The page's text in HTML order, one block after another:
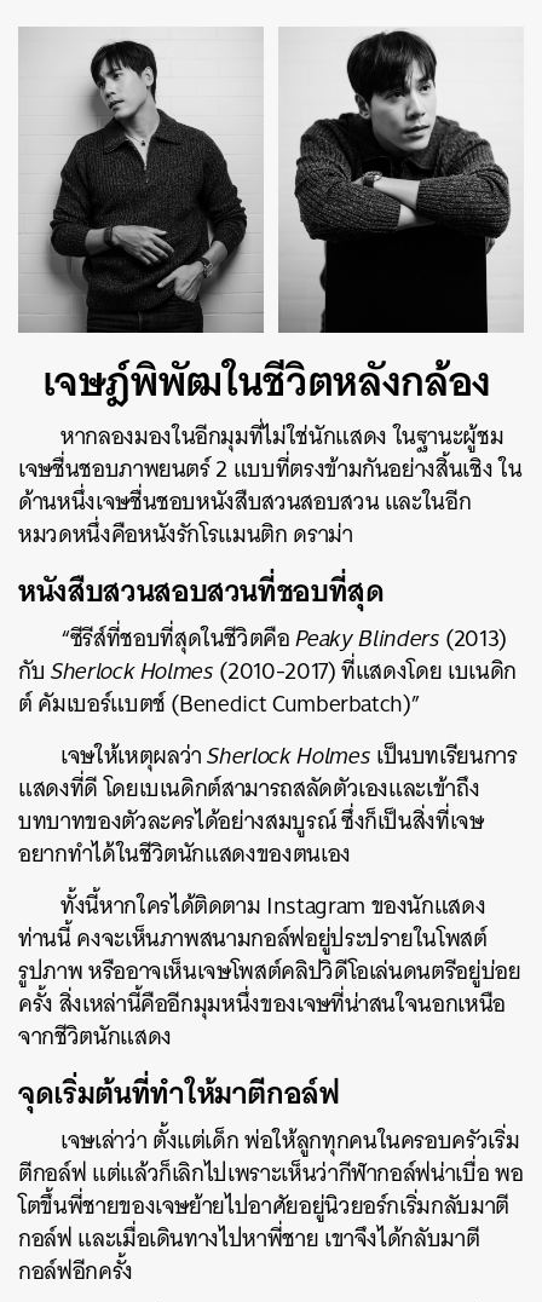
เจษฎ์พิพัฒในชีวิตหลังกล้อง
หากลองมองในอีกมุมที่ไม่ใช่นักแสดง ในฐานะผู้ชม
เจษชื่นชอบภาพยนตร์ 2 แบบที่ตรงข้ามกันอย่างสิ้นเชิง ใน
ด้านหนึ่งเจษชื่นชอบหนังสืบสวนสอบสวน และในอีก
หมวดหนึ่งคือหนังรักโรแมนติก ดราม่า
หนังสืบสวนสอบสวนที่ชอบที่สุด
“ซีรีส์ที่ชอบที่สุดในชีวิตคือPeaky Blinders(2013)
กับSherlock Holmes(2010-2017) ที่แสดงโดย เบเนดิก
ต์ คัมเบอร์แบตช์ (Benedict Cumberbatch)”
เจษให้เหตุผลว่าSherlock Holmesเป็นบทเรียนการ
แสดงที่ดี โดยเบเนดิกต์สามารถสลัดตัวเองและเข้าถึง
บทบาทของตัวละครได้อย่างสมบูรณ์ ซึ่งก็เป็นสิ่งที่เจษ
อยากทำได้ในชีวิตนักแสดงของตนเอง
ทั้งนี้หากใครได้ติดตาม Instagram ของนักแสดง
ท่านนี้ คงจะเห็นภาพสนามกอล์ฟอยู่ประปรายในโพสต์
รูปภาพ หรืออาจเห็นเจษโพสต์คลิปวิดีโอเล่นดนตรีอยู่บ่อย
ครั้ง สิ่งเหล่านี้คืออีกมุมหนึ่งของเจษที่น่าสนใจนอกเหนือ
จากชีวิตนักแสดง
จุดเริ่มต้นที่ทำให้มาตีกอล์ฟ
เจษเล่าว่า ตั้งแต่เด็ก พ่อให้ลูกทุกคนในครอบครัวเริ่ม
ตีกอล์ฟ แต่แล้วก็เลิกไปเพราะเห็นว่ากีฬากอล์ฟน่าเบื่อ พอ
โตขึ้นพี่ชายของเจษย้ายไปอาศัยอยู่นิวยอร์กเริ่มกลับมาตี
กอล์ฟ และเมื่อเดินทางไปหาพี่ชาย เขาจึงได้กลับมาตี
กอล์ฟอีกครั้ง
SHARE TWEET LINE EMAIL